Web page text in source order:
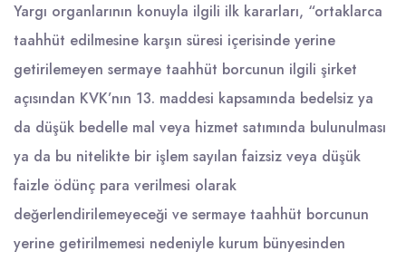
Yargı organlarının konuyla ilgili ilk kararları, “ortaklarca
taahhüt edilmesine karşın süresi içerisinde yerine
getirilemeyen sermaye taahhüt borcunun ilgili şirket
açısından KVK’nın 13. maddesi kapsamında bedelsiz ya
da düşük bedelle mal veya hizmet satımında bulunulması
ya da bu nitelikte bir işlem sayılan faizsiz veya düşük
faizle ödünç para verilmesi olarak
değerlendirilemeyeceği ve sermaye taahhüt borcunun
yerine getirilmemesi nedeniyle kurum bünyesinden